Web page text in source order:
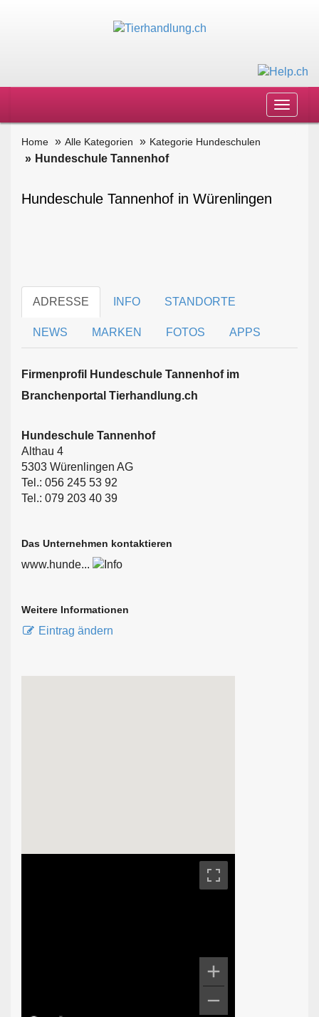
Toggle
Home Alle Kategorien Kategorie Hundeschulen
Hundeschule Tannenhof
Hundeschule Tannenhof in Würenlingen
ADRESSE INFO STANDORTE
NEWS MARKEN FOTOS APPS
Firmen­profil Hundeschule Tannenhof im
Branchen­portal Tierhandlung.ch
Hundeschule Tannenhof
Althau 4
5303 Würenlingen AG
Tel.: 056 245 53 92
Tel.: 079 203 40 39
Das Unternehmen kontaktieren
www.hunde...
Weitere Informationen
Eintrag ändern